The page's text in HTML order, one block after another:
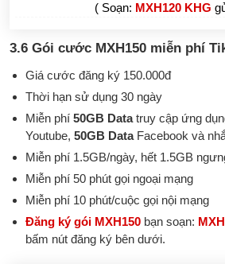
( Soạn: MXH120 KHG
3.6 Gói cước MXH150 miễn phí
Giá cước đăng ký 150.000đ
Thời hạn sử dụng 30 ngày
Miễn phí50GB Datatruy cập ứng
Youtube,50GB DataFacebook và
Miễn phí 1.5GB/ngày, hết 1.5GB
Miễn phí 50 phút gọi ngoại mạng
Miễn phí 10 phút/cuộc gọi nội mạng
Đăng ký gói MXH150 bạn soạn:
bấm nút đăng ký bên dưới.